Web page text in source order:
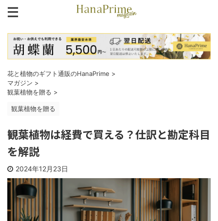
花と植物のギフト通販のHanaPrime >
マガジン >
観葉植物を贈る >
観葉植物を贈る
観葉植物は経費で買える？仕訳と勘定科目
を解説
2024年12月23日